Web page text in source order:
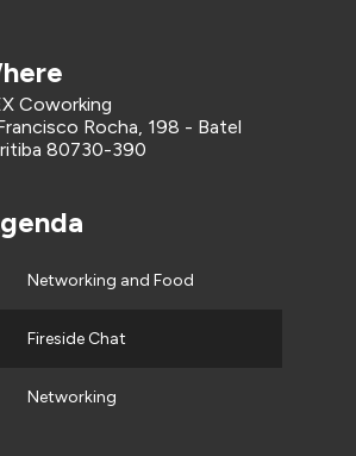
where
Coworking
Rocha, 198 - Batel
80730-390
Networking and Food
Fireside Chat
Networking